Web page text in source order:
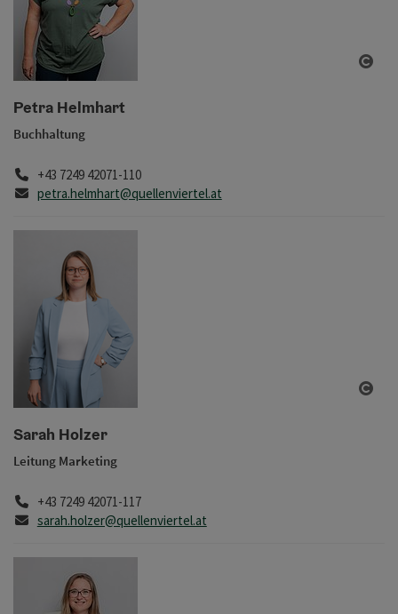
Petra Helmhart
Buchhaltung
Telefon
+43 7249 42071-110
E-Mail
petra.helmhart@quellenviertel.at
Sarah Holzer
Leitung Marketing
Telefon
+43 7249 42071-117
E-Mail
sarah.holzer@quellenviertel.at